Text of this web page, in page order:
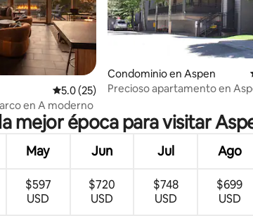
evaluaciones
Calificación promedio: 5.0 de 5; 25
5.0 (25)
en A moderno
Condominio en Aspen
Precioso apartamento en
aparcamiento
mejor época para visitar
May Jun Jul Ago
$597
USD
$720
USD
$748
USD
$699
USD